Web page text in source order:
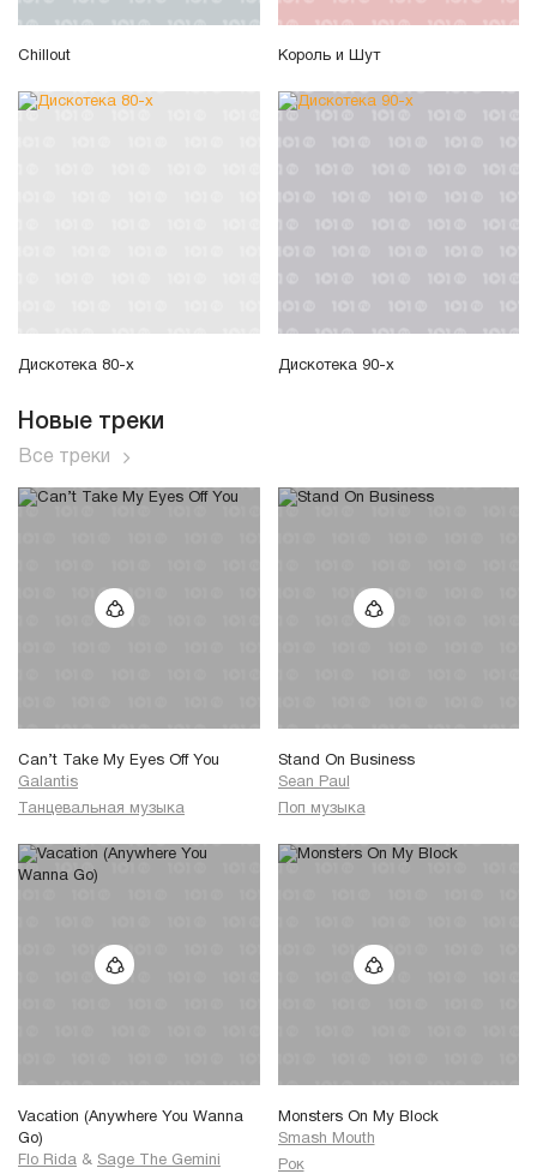
Chillout Король и Шут
Дискотека 80-х Дискотека 90-х
Новые треки
Все треки
Can’t Take My Eyes Off You
Galantis
Танцевальная музыка
Stand On Business
Sean Paul
Поп музыка
Vacation (Anywhere You Wanna
Go)
Flo Rida & Sage The Gemini
Monsters On My Block
Smash Mouth
Рок